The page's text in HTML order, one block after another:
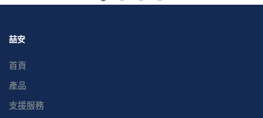
喆安
首頁
產品
支援服務